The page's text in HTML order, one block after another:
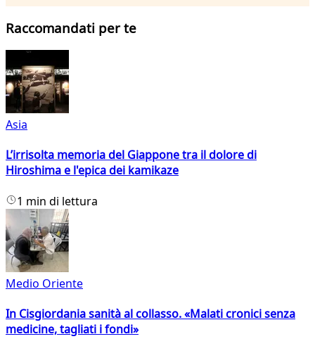
Raccomandati per te
Asia
L’irrisolta memoria del Giappone tra il dolore di
Hiroshima e l'epica dei kamikaze
1 min di lettura
Medio Oriente
In Cisgiordania sanità al collasso. «Malati cronici senza
medicine, tagliati i fondi»